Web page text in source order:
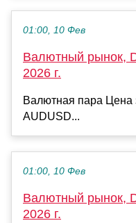
01:00, 10 Фев
Валютный рынок,
2026 г.
Валютная пара Цена
AUDUSD...
01:00, 10 Фев
Валютный рынок,
2026 г.